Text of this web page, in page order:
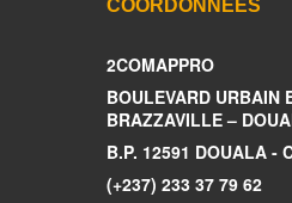
COORDONNÉES
2COMAPPRO
BOULEVARD URBAIN
BRAZZAVILLE –
B.P. 12591 DOUALA -
(+237) 233 37 79 62